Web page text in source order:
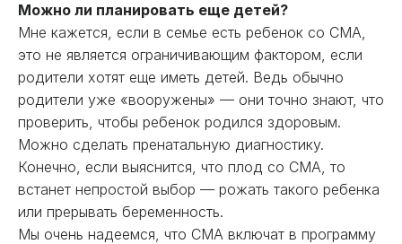
Можно ли планировать еще детей?
Мне кажется, если в семье есть ребенок со СМА,
это не является ограничивающим фактором, если
родители хотят еще иметь детей. Ведь обычно
родители уже «вооружены» — они точно знают, что
проверить, чтобы ребенок родился здоровым.
Можно сделать пренатальную диагностику.
Конечно, если выяснится, что плод со СМА, то
встанет непростой выбор — рожать такого ребенка
или прерывать беременность.
Мы очень надеемся, что СМА включат в программу